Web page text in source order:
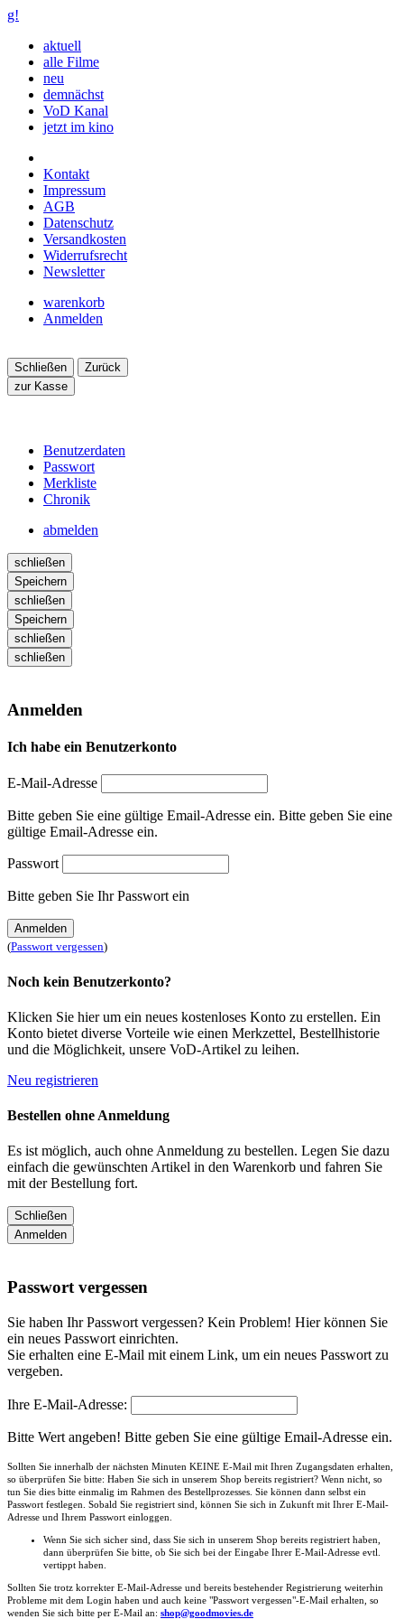
g!
aktuell
alle Filme
neu
demnächst
VoD Kanal
jetzt im kino
Kontakt
Impressum
AGB
Datenschutz
Versandkosten
Widerrufsrecht
Newsletter
warenkorb
Anmelden
Schließen
Zurück
zur Kasse
Benutzerdaten
Passwort
Merkliste
Chronik
abmelden
schließen
Speichern
schließen
Speichern
schließen
schließen
Anmelden
Ich habe ein Benutzerkonto
E-Mail-Adresse
Bitte geben Sie eine gültige Email-Adresse ein. Bitte geben Sie eine
gültige Email-Adresse ein.
Passwort
Bitte geben Sie Ihr Passwort ein
Anmelden
(Passwort vergessen)
Noch kein Benutzerkonto?
Klicken Sie hier um ein neues kostenloses Konto zu erstellen. Ein
Konto bietet diverse Vorteile wie einen Merkzettel, Bestellhistorie
und die Möglichkeit, unsere VoD-Artikel zu leihen.
Neu registrieren
Bestellen ohne Anmeldung
Es ist möglich, auch ohne Anmeldung zu bestellen. Legen Sie dazu
einfach die gewünschten Artikel in den Warenkorb und fahren Sie
mit der Bestellung fort.
Schließen
Anmelden
Passwort vergessen
Sie haben Ihr Passwort vergessen? Kein Problem! Hier können Sie
ein neues Passwort einrichten.
Sie erhalten eine E-Mail mit einem Link, um ein neues Passwort zu
vergeben.
Ihre E-Mail-Adresse:
Bitte Wert angeben! Bitte geben Sie eine gültige Email-Adresse ein.
Sollten Sie innerhalb der nächsten Minuten KEINE E-Mail mit Ihren Zugangsdaten erhalten,
so überprüfen Sie bitte: Haben Sie sich in unserem Shop bereits registriert? Wenn nicht, so
tun Sie dies bitte einmalig im Rahmen des Bestellprozesses. Sie können dann selbst ein
Passwort festlegen. Sobald Sie registriert sind, können Sie sich in Zukunft mit Ihrer E-Mail-
Adresse und Ihrem Passwort einloggen.
Wenn Sie sich sicher sind, dass Sie sich in unserem Shop bereits registriert haben,
dann überprüfen Sie bitte, ob Sie sich bei der Eingabe Ihrer E-Mail-Adresse evtl.
vertippt haben.
Sollten Sie trotz korrekter E-Mail-Adresse und bereits bestehender Registrierung weiterhin
Probleme mit dem Login haben und auch keine "Passwort vergessen"-E-Mail erhalten, so
wenden Sie sich bitte per E-Mail an: shop@goodmovies.de